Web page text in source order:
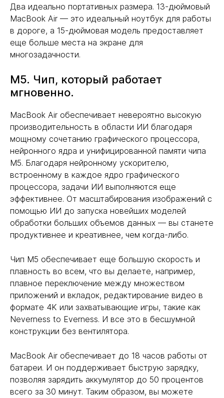
Два идеально портативных размера. 13-дюймовый
MacBook Air — это идеальный ноутбук для работы
в дороге, а 15-дюймовая модель предоставляет
еще больше места на экране для
многозадачности.
M5. Чип, который работает
мгновенно.
MacBook Air обеспечивает невероятно высокую
производительность в области ИИ благодаря
мощному сочетанию графического процессора,
нейронного ядра и унифицированной памяти чипа
M5. Благодаря нейронному ускорителю,
встроенному в каждое ядро графического
процессора, задачи ИИ выполняются еще
эффективнее. От масштабирования изображений с
помощью ИИ до запуска новейших моделей
обработки больших объемов данных — вы станете
продуктивнее и креативнее, чем когда-либо.
Чип M5 обеспечивает еще большую скорость и
плавность во всем, что вы делаете, например,
плавное переключение между множеством
приложений и вкладок, редактирование видео в
формате 4K или захватывающие игры, такие как
Neverness to Everness. И все это в бесшумной
конструкции без вентилятора.
MacBook Air обеспечивает до 18 часов работы от
батареи. И он поддерживает быструю зарядку,
позволяя зарядить аккумулятор до 50 процентов
всего за 30 минут. Таким образом, вы можете